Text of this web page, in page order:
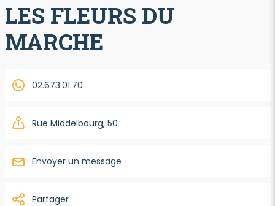
LES FLEURS DU
MARCHE
02.673.01.70
Rue Middelbourg, 50
Envoyer un message
Partager